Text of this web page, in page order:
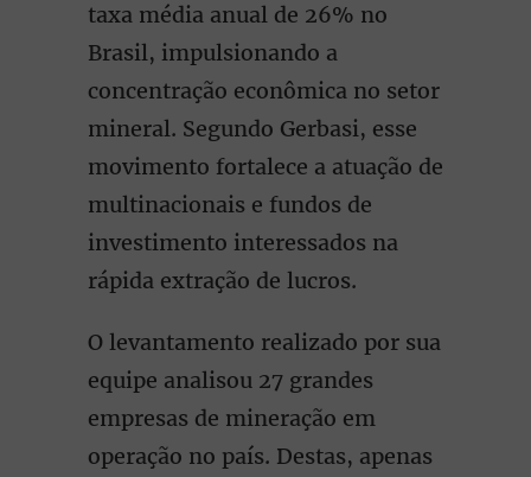
taxa média anual de 26% no
Brasil, impulsionando a
concentração econômica no setor
mineral. Segundo Gerbasi, esse
movimento fortalece a atuação de
multinacionais e fundos de
investimento interessados na
rápida extração de lucros.
O levantamento realizado por sua
equipe analisou 27 grandes
empresas de mineração em
operação no país. Destas, apenas